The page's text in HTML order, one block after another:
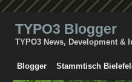
TYPO3 Blogger
TYPO3 News, Development &
Blogger Stammtisch